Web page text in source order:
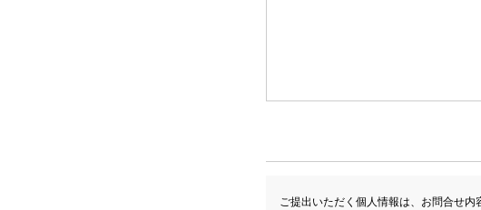
ご提出いただく個人情報は、お問合せ